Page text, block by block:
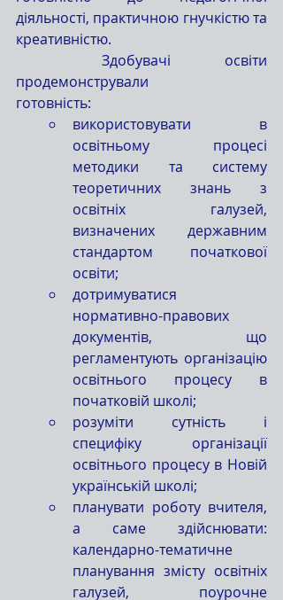
діяльності, практичною гнучкістю та
креативністю.
продемонстрували
готовність:
використовувати в
освітньому процесі
методики та систему
теоретичних знань з
освітніх галузей,
визначених державним
стандартом початкової
освіти;
дотримуватися
нормативно-правових
документів, що
регламентують організацію
освітнього процесу в
початковій школі;
розуміти сутність і
специфіку організації
освітнього процесу в Новій
українській школі;
планувати роботу вчителя,
а саме здійснювати:
календарно-тематичне
планування змісту освітніх
галузей, поурочне